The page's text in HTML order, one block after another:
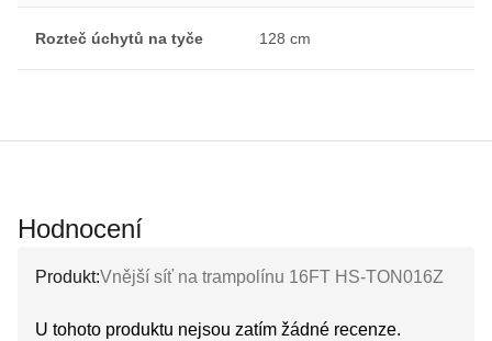
Rozteč úchytů na tyče 128 cm
Hodnocení
Produkt:Vnější síť na trampolínu 16FT HS-TON016Z
U tohoto produktu nejsou zatím žádné recenze.